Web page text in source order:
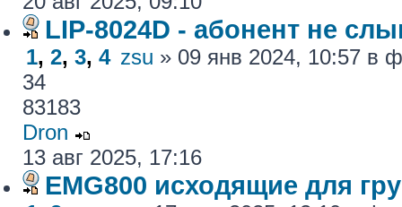
LIP-8024D - абонент не
1, 2, 3, 4 zsu » 09 янв 2024, 10:57 в
34
83183
Dron
13 авг 2025, 17:16
EMG800 исходящие для